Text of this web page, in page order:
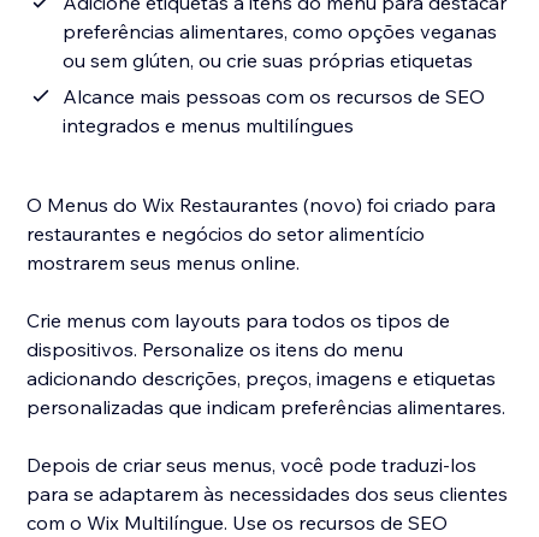
preferências alimentares, como opções veganas
ou sem glúten, ou crie suas próprias etiquetas
Alcance mais pessoas com os recursos de SEO
integrados e menus multilíngues
O Menus do Wix Restaurantes (novo) foi criado para
restaurantes e negócios do setor alimentício
mostrarem seus menus online.
Crie menus com layouts para todos os tipos de
dispositivos. Personalize os itens do menu
adicionando descrições, preços, imagens e etiquetas
personalizadas que indicam preferências alimentares.
Depois de criar seus menus, você pode traduzi-los
para se adaptarem às necessidades dos seus clientes
com o Wix Multilíngue. Use os recursos de SEO